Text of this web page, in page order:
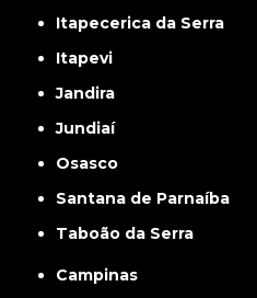
Itapecerica da Serra
Itapevi
Jandira
Jundiaí
Osasco
Santana de Parnaíba
Taboão da Serra
Campinas